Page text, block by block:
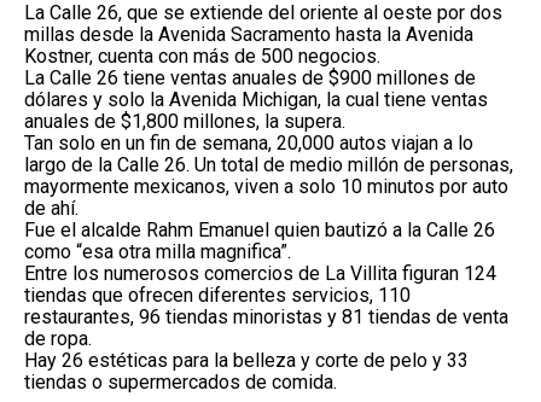
La Calle 26, que se extiende del oriente al oeste por dos
millas desde la Avenida Sacramento hasta la Avenida
Kostner, cuenta con más de 500 negocios.
La Calle 26 tiene ventas anuales de $900 millones de
dólares y solo la Avenida Michigan, la cual tiene ventas
anuales de $1,800 millones, la supera.
Tan solo en un fin de semana, 20,000 autos viajan a lo
largo de la Calle 26. Un total de medio millón de personas,
mayormente mexicanos, viven a solo 10 minutos por auto
de ahí.
Fue el alcalde Rahm Emanuel quien bautizó a la Calle 26
como “esa otra milla magnifica”.
Entre los numerosos comercios de La Villita figuran 124
tiendas que ofrecen diferentes servicios, 110
restaurantes, 96 tiendas minoristas y 81 tiendas de venta
de ropa.
Hay 26 estéticas para la belleza y corte de pelo y 33
tiendas o supermercados de comida.